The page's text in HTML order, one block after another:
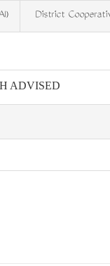
District
ADVISED